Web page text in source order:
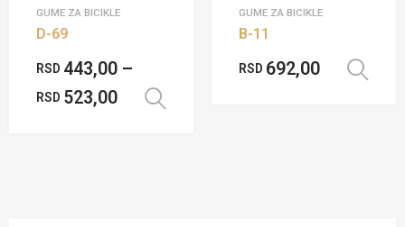
GUME ZA BICIKLE
D-69
RSD 443,00 –
RSD 523,00
GUME ZA BICIKLE
B-11
RSD 692,00